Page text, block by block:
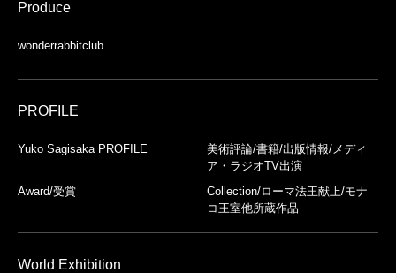
Produce
wonderrabbitclub
PROFILE
Yuko Sagisaka PROFILE
美術評論/書籍/出版情報/メディ
ア・ラジオTV出演
Award/受賞
Collection/ローマ法王献上/モナ
コ王室他所蔵作品
World Exhibition